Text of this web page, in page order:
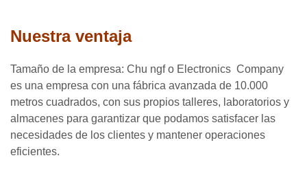
Nuestra ventaja
Tamaño de la empresa: Chu ngfo Electronics Company
es una empresa con una fábrica avanzada de 10.000
metros cuadrados, con sus propios talleres, laboratorios y
almacenes para garantizar que podamos satisfacer las
necesidades de los clientes y mantener operaciones
eficientes.